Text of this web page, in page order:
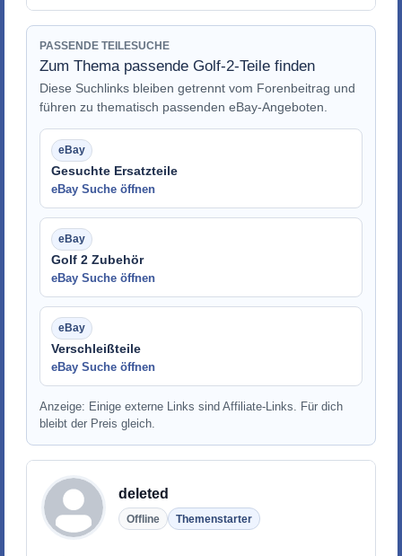
PASSENDE TEILESUCHE
Zum Thema passende Golf-2-Teile finden
Diese Suchlinks bleiben getrennt vom Forenbeitrag und
führen zu thematisch passenden eBay-Angeboten.
Gesuchte Ersatzteile
eBay Suche öffnen
Golf 2 Zubehör
eBay Suche öffnen
Verschleißteile
eBay Suche öffnen
Anzeige: Einige externe Links sind Affiliate-Links. Für dich
bleibt der Preis gleich.
deleted
Offline Themenstarter